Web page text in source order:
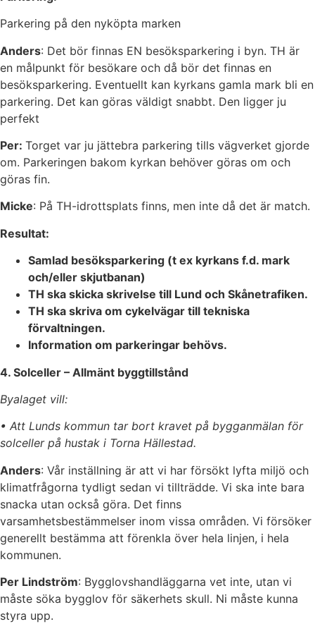
Parkering på den nyköpta marken
Anders: Det bör finnas EN besöksparkering i byn. TH är
en målpunkt för besökare och då bör det finnas en
besöksparkering. Eventuellt kan kyrkans gamla mark bli en
parkering. Det kan göras väldigt snabbt. Den ligger ju
perfekt
Per: Torget var ju jättebra parkering tills vägverket gjorde
om. Parkeringen bakom kyrkan behöver göras om och
göras fin.
Micke: På TH-idrottsplats finns, men inte då det är match.
Resultat:
Samlad besöksparkering (t ex kyrkans f.d. mark
och/eller skjutbanan)
TH ska skicka skrivelse till Lund och Skånetrafiken.
TH ska skriva om cykelvägar till tekniska
förvaltningen.
Information om parkeringar behövs.
4. Solceller – Allmänt byggtillstånd
Byalaget vill:
• Att Lunds kommun tar bort kravet på bygganmälan för
solceller på hustak i Torna Hällestad.
Anders: Vår inställning är att vi har försökt lyfta miljö och
klimatfrågorna tydligt sedan vi tillträdde. Vi ska inte bara
snacka utan också göra. Det finns
varsamhetsbestämmelser inom vissa områden. Vi försöker
generellt bestämma att förenkla över hela linjen, i hela
kommunen.
Per Lindström: Bygglovshandläggarna vet inte, utan vi
måste söka bygglov för säkerhets skull. Ni måste kunna
styra upp.